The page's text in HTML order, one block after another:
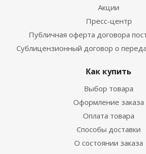
Акции
Пресс-центр
Публичная оферта договора
Сублицензионный договор о
Как купить
Выбор товара
Оформление заказа
Оплата товара
Способы доставки
О состоянии заказа